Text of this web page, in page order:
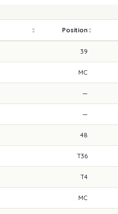
Position
39
MC
—
—
48
T36
T4
MC